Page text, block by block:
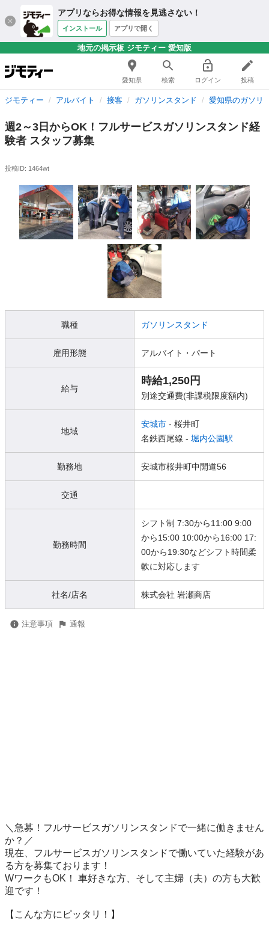
アプリならお得な情報を見逃さない！
インストール アプリで開く
地元の掲示板 ジモティー 愛知版
愛知県 検索 ログイン 投稿
ジモティー アルバイト 接客 ガソリンスタンド 愛知県のガソリ
週2～3日からOK！フルサービスガソリンスタンド経
験者 スタッフ募集
投稿ID: 1464wt
職種 ガソリンスタンド
雇用形態 アルバイト・パート
給与
時給1,250円
別途交通費(非課税限度額内)
地域
安城市 - 桜井町
名鉄西尾線 - 堀内公園駅
勤務地 安城市桜井町中開道56
交通
勤務時間
シフト制 7:30から11:00 9:00
から15:00 10:00から16:00 17:
00から19:30などシフト時間柔
軟に対応します
社名/店名 株式会社 岩瀬商店
注意事項 通報
＼急募！フルサービスガソリンスタンドで一緒に働きません
か？／
現在、フルサービスガソリンスタンドで働いていた経験があ
る方を募集ております！
WワークもOK！ 車好きな方、そして主婦（夫）の方も大歓
迎です！
【こんな方にピッタリ！】